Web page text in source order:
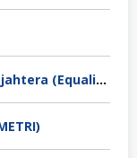
PT Equalindo Makmur Alam Sejahtera (Equalindo Group)